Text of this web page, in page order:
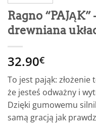
Ragno
drewniana
32.90€
To jest pająk:
że jesteś odważny i
Dzięki gumowemu
samą gracją jak